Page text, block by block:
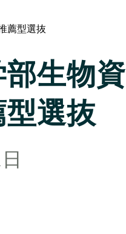
薦型選抜
部生物資
選抜